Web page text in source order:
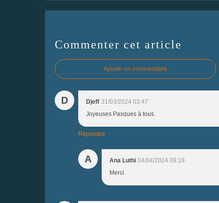
Commenter cet article
Ajouter un commentaire
D Djeff 31/03/2024 03:47
Joyeuses Pasques à tous.
Répondre
A Ana Luthi 04/04/2024 09:18
Merci